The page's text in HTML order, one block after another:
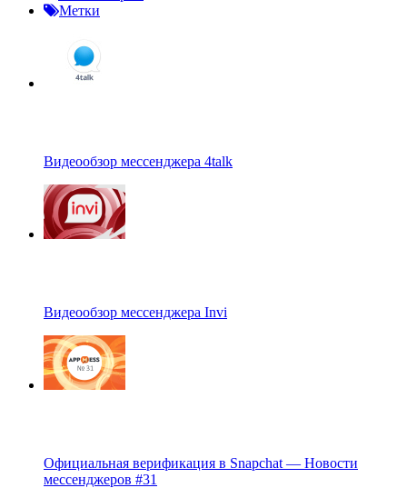
Метки
Видеообзор мессенджера 4talk
Видеообзор мессенджера Invi
Официальная верификация в Snapchat — Новости
мессенджеров #31